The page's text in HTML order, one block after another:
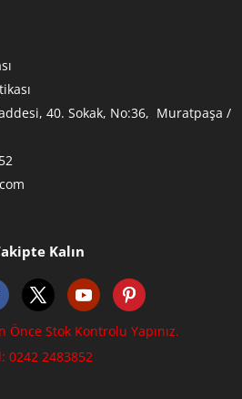
40. Sokak, No:36, Muratpaşa /
Kalın
Önce Stok Kontrolu Yapınız.
0242 2483852